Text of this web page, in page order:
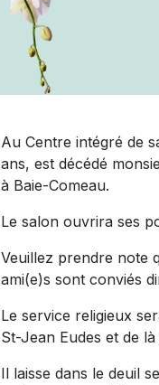
Au Centre intégré de
ans, est décédé
à Baie-Comeau.
Le salon ouvrira ses
Veuillez prendre note
ami(e)s sont conviés
Le service religieux
St-Jean Eudes et de
Il laisse dans le deuil